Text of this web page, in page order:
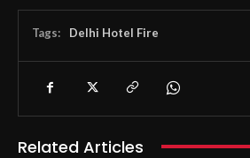
Tags: Delhi Hotel Fire
Related Articles